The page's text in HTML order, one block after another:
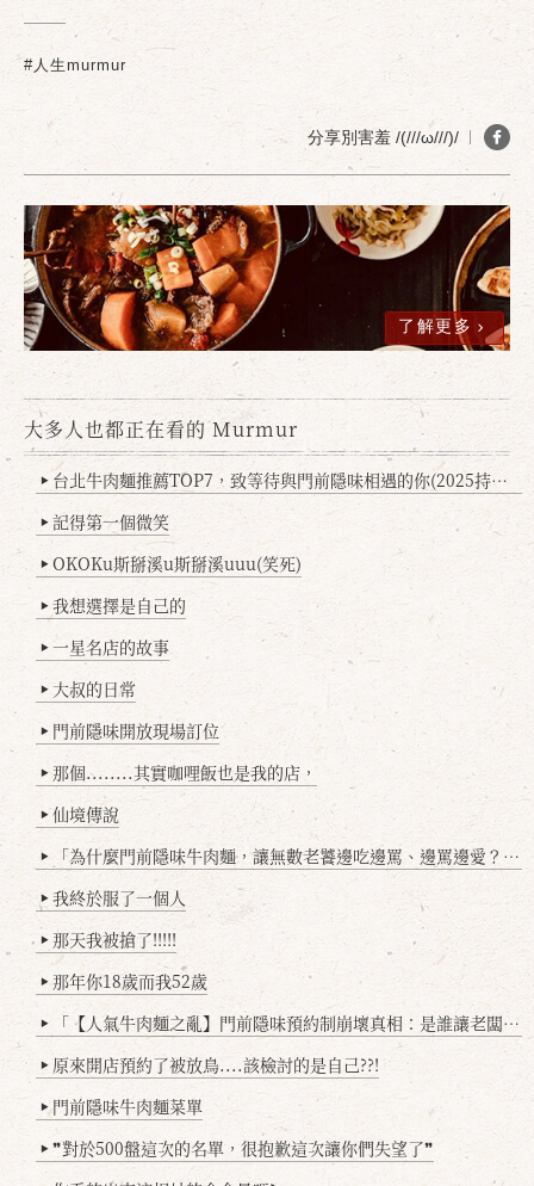
#人生murmur
分享別害羞 /(///ω///)/
了解更多
大多人也都正在看的 Murmur
▶ 台北牛肉麵推薦TOP7，致等待與門前隱味相遇的你(2025持續更新
▶ 記得第一個微笑
▶ OKOKu斯掰溪u斯掰溪uuu(笑死)
▶ 我想選擇是自己的
▶ 一星名店的故事
▶ 大叔的日常
▶ 門前隱味開放現場訂位
▶ 那個........其實咖哩飯也是我的店，
▶ 仙境傳說
▶ 「為什麼門前隱味牛肉麵，讓無數老饕邊吃邊罵、邊罵邊愛？小辣雞揭密！」
▶ 我終於服了一個人
▶ 那天我被搶了!!!!!
▶ 那年你18歲而我52歲
▶ 「【人氣牛肉麵之亂】門前隱味預約制崩壞真相：是誰讓老闆心灰意冷？」
▶ 原來開店預約了被放鳥....該檢討的是自己??!
▶ 門前隱味牛肉麵菜單
▶ ❞對於500盤這次的名單，很抱歉這次讓你們失望了❞
取消